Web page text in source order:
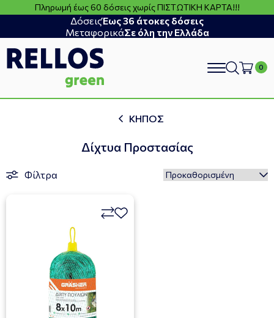
Πληρωμή έως 60 δόσεις χωρίς ΠΙΣΤΩΤΙΚΗ ΚΑΡΤΑ!!!
ΔόσειςΈως 36 άτοκες δόσεις
ΜεταφορικάΣε όλη την Ελλάδα
search
ΚΗΠΟΣ
Δίχτυα Προστασίας
Φίλτρα